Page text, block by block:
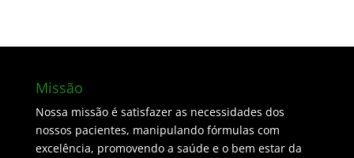
Missão
Nossa missão é satisfazer as necessidades dos
nossos pacientes, manipulando fórmulas com
excelência, promovendo a saúde e o bem estar da